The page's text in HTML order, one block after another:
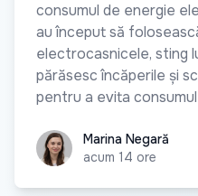
consumul de energie
au început să
electrocasnicele, sting
părăsesc încăperile și
pentru a evita
Marina Negară
Marina Negară
acum 14 ore